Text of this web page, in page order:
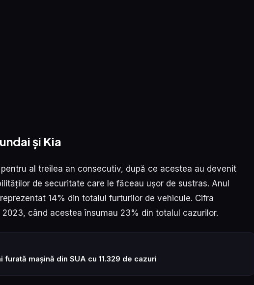
și Kia
al treilea an consecutiv, după ce acestea au devenit
de securitate care le făceau ușor de sustras. Anul
14% din totalul furturilor de vehicule. Cifra
când acestea însumau 23% din totalul cazurilor.
mașină din SUA cu 11.329 de cazuri